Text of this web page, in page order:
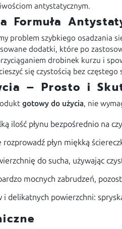
antystatycznym.
Formuła
problem szybkiego osadzania
dodatki, które po
drobinek kurzu i
się czystością bez częstego
– Prosto i
gotowy do użycia, nie
ilość płynu bezpośrednio na
płyn miękką
do sucha, używając
mocnych zabrudzeń,
i delikatnych powierzchni: